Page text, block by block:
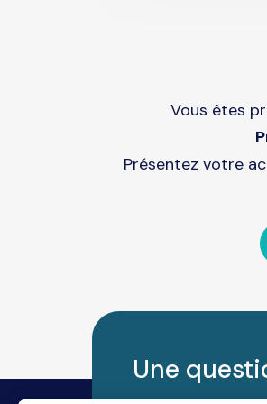
Vous êtes
Présentez votre
Une